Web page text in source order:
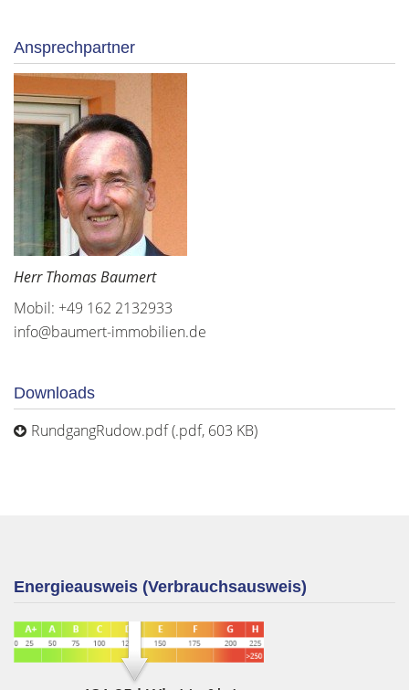
Ansprechpartner
Herr Thomas Baumert
Mobil: +49 162 2132933
info@baumert-immobilien.de
Downloads
RundgangRudow.pdf (.pdf, 603 KB)
Energieausweis (Verbrauchsausweis)